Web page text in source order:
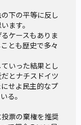
下の平等に反し
ます。
ケースもありま
とも歴史で多々
いった結果とし
とナチスドイツ
せよ民主的なプ
る。
票の棄権を推奨